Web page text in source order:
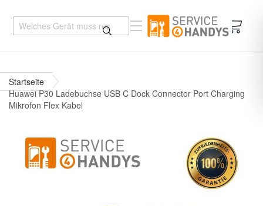
Startseite
Huawei P30 Ladebuchse USB C Dock Connector Port Charging
Mikrofon Flex Kabel